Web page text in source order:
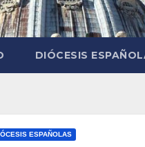
DIÓCESIS
ESPAÑOLAS